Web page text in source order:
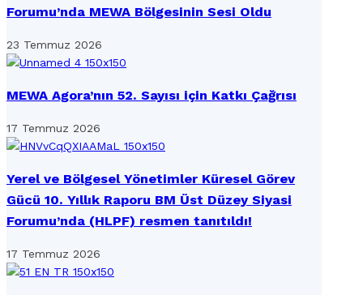
Forumu’nda MEWA Bölgesinin Sesi Oldu
23 Temmuz 2026
MEWA Agora’nın 52. Sayısı için Katkı Çağrısı
17 Temmuz 2026
Yerel ve Bölgesel Yönetimler Küresel Görev
Gücü 10. Yıllık Raporu BM Üst Düzey Siyasi
Forumu’nda (HLPF) resmen tanıtıldı!
17 Temmuz 2026